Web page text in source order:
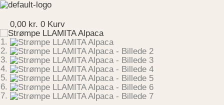
Gå
indholdet
0,00 kr. 0 Kurv
Strømpe
Alpaca
antal